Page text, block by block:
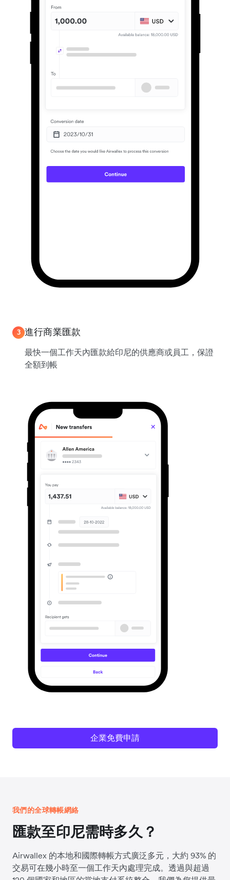
3 進行商業匯款
最快一個工作天內匯款給印尼的供應商或員工，保證
全額到帳
企業免費申請
我們的全球轉帳網絡
匯款至印尼需時多久？
Airwallex 的本地和國際轉帳方式廣泛多元，大約 93% 的
交易可在幾小時至一個工作天內處理完成。透過與超過